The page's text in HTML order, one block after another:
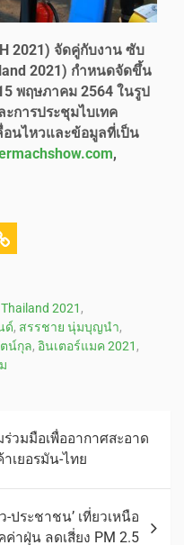
2021) จัดคู่กับงาน ซับ
2021) กำหนดจัดขึ้น
พฤษภาคม 2564 ในรูป
การประชุมไบเทค
นไหวและข้อมูลที่เป็น
,
2021 ,
ด์, สรรชาย นุ่มบุญนำ,
น์กุล, อินเตอร์แมค 2021 ,
ร่วมมือเพื่ออากาศสะอาด
เยอรมัน-ไทย
ประชาชน’ เที่ยวเหนือ
าฝุ่น ลดเสี่ยง PM 2.5